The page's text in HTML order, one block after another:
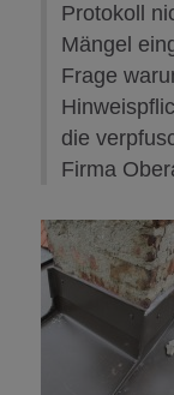
Protokoll
Mängel
Frage
die
Firma